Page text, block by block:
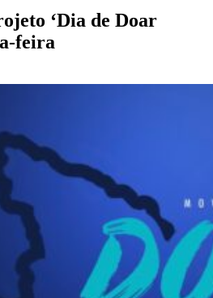
‘Dia de Doar
feira